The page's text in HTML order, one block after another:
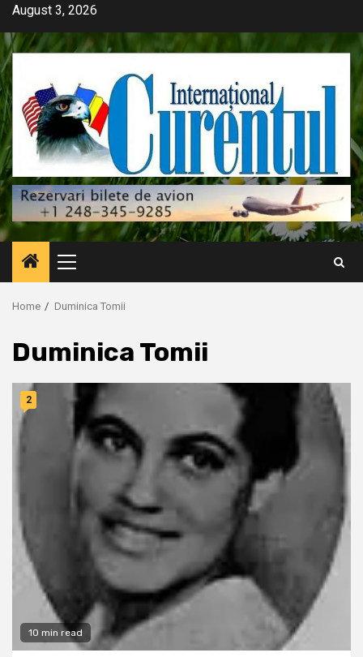
Skip
content
August 3, 2026
Primary
Menu
Home Duminica Tomii
Duminica Tomii
10 min read
2